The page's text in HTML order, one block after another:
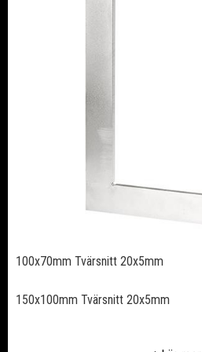
100x70mm Tvärsnitt 20x5mm
150x100mm Tvärsnitt 20x5mm